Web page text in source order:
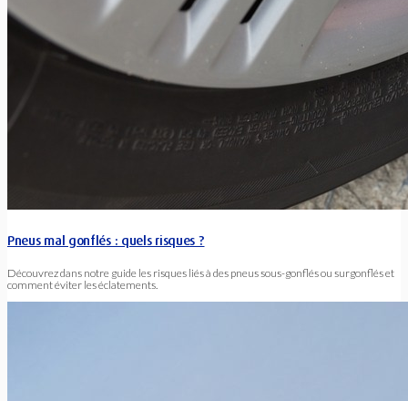
Pneus mal gonflés : quels risques ?
Découvrez dans notre guide les risques liés à des pneus sous-gonflés ou surgonflés et
comment éviter les éclatements.